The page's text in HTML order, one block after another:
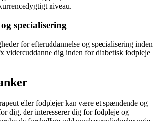
niveau.
specialisering
for efteruddannelse og specialisering inden
videreuddanne dig inden for diabetisk fodpleje
eller fodplejer kan være et spændende og
dig, der interesserer dig for fodpleje og